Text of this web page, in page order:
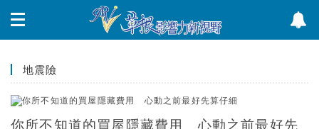
地震險
你所不知道的買屋隱藏費用 心動之前最好先